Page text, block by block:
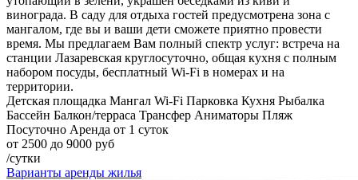
винограда. В саду для отдыха гостей предусмотрена зона с
мангалом, где вы и ваши дети сможете приятно провести
время. Мы предлагаем Вам полный спектр услуг: встреча на
станции Лазаревская круглосуточно, общая кухня с полным
набором посуды, бесплатный Wi-Fi в номерах и на
территории.
Детская площадка Мангал Wi-Fi Парковка Кухня Рыбалка
Бассейн Балкон/терраса Трансфер Аниматоры Пляж
Посуточно Аренда от 1 суток
от 2500 до 9000 руб
/сутки
Варианты аренды жилья